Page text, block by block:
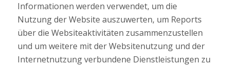
Informationen werden verwendet, um die
Nutzung der Website auszuwerten, um Reports
über die Websiteaktivitäten zusammenzustellen
und um weitere mit der Websitenutzung und der
Internetnutzung verbundene Dienstleistungen zu